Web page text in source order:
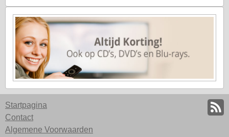
Startpagina
Contact
Algemene Voorwaarden